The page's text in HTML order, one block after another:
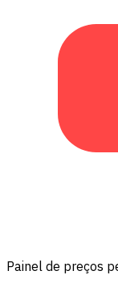
Painel de preços